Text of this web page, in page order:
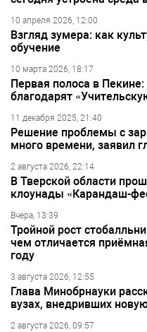
10 апреля 2026, 12:00
Взгляд зумера: как
обучение
10 марта 2026, 18:17
Первая полоса в Пекине:
благодарят
11 декабря 2025, 21:40
Решение проблемы с
много времени, заявил
2 августа 2026, 22:14
В Тверской области
клоунады «Карандаш-
Вчера, 13:39
Тройной рост
чем отличается
году
3 августа 2026, 12:55
Глава Минобрнауки
вузах, внедривших
2 августа 2026, 09:57